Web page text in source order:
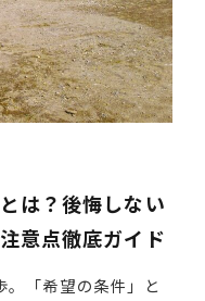
は？後悔しない
意点徹底ガイド
。「希望の条件」と